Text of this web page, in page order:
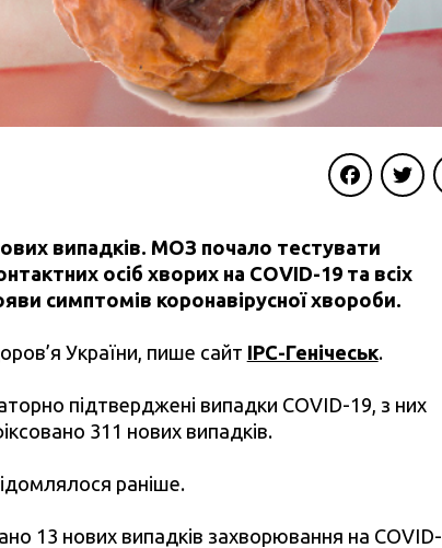
випадків. МОЗ почало тестувати
осіб хворих на COVID-19 та всіх
симптомів коронавірусної хвороби.
України, пише сайт ІРС-Генічеськ.
підтверджені випадки COVID-19, з них
311 нових випадків.
раніше.
13 нових випадків захворювання на COVID-